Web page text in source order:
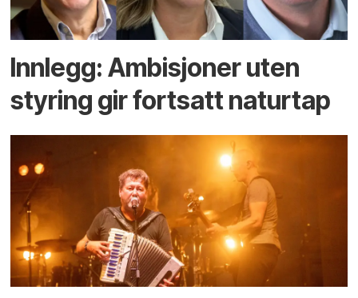
Innlegg: Ambisjoner uten
styring gir fortsatt naturtap